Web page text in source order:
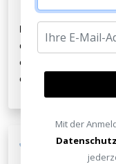
Limitation:
der Strecke. Für
eine externe
oder ein
Mit der